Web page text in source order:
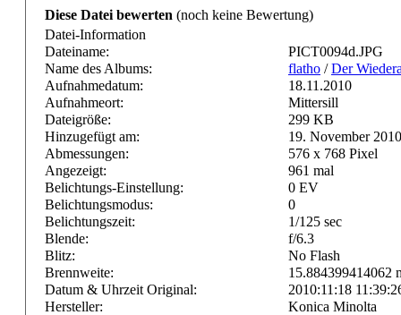
Diese Datei bewerten (noch keine Bewertung)
Datei-Information
Dateiname:
PICT0094d.JPG
Name des Albums:
flatho /Der
Aufnahmedatum:
18.11.2010
Aufnahmeort:
Mittersill
Dateigröße:
299 KB
Hinzugefügt am:
19. November 2010
Abmessungen:
576 x 768 Pixel
Angezeigt:
961 mal
Belichtungs-Einstellung:
0 EV
Belichtungsmodus:
0
Belichtungszeit:
1/125 sec
Blende:
f/6.3
Blitz:
No Flash
Brennweite:
15.884399414062
Datum & Uhrzeit Original:
2010:11:18
Hersteller:
Konica Minolta